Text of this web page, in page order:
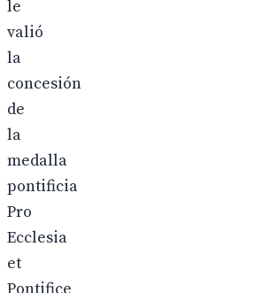
le
valió
la
concesión
de
la
medalla
pontificia
Pro
Ecclesia
et